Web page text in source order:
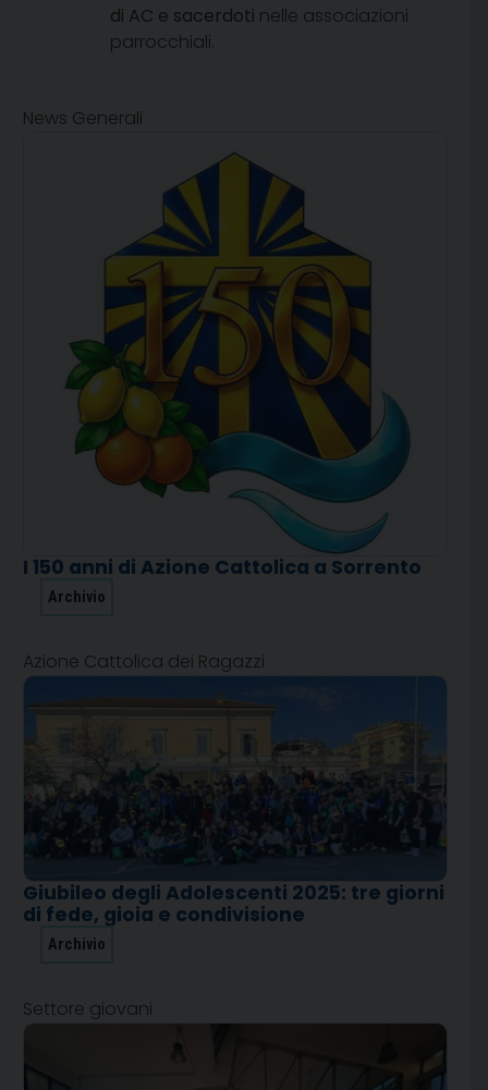
di AC e sacerdoti nelle associazioni
parrocchiali.
News Generali
I 150 anni di Azione Cattolica a Sorrento
Archivio
Azione Cattolica dei Ragazzi
Giubileo degli Adolescenti 2025: tre giorni
di fede, gioia e condivisione
Archivio
Settore giovani